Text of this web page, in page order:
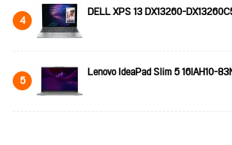
4 DELL XPS 13 DX13260-
5 Lenovo IdeaPad Slim 5 16IAH10-